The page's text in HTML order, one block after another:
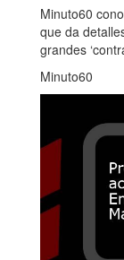
Minuto60
que da
grandes
Minuto60